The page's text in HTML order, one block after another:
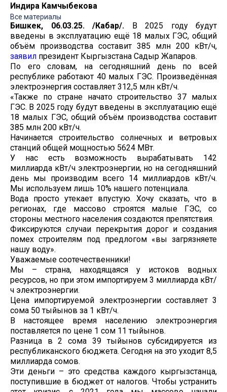
Индира Камчыбекова
Все материалы
Бишкек, 06.03.25. /Кабар/. В 2025 году будут
введены в эксплуатацию ещё 18 малых ГЭС, общий
объём производства составит 385 млн 200 кВт/ч,
заявил президент Кыргызстана Садыр Жапаров.
По его словам, на сегодняшний день по всей
республике работают 40 малых ГЭС. Произведённая
электроэнергия составляет 312,5 млн кВт/ч.
«Также по стране начато строительство 37 малых
ГЭС. В 2025 году будут введены в эксплуатацию ещё
18 малых ГЭС, общий объём производства составит
385 млн 200 кВт/ч.
Начинается строительство солнечных и ветровых
станций общей мощностью 5624 МВт.
У нас есть возможность вырабатывать 142
миллиарда кВт/ч электроэнергии, но на сегодняшний
день мы производим всего 14 миллиардов кВт/ч.
Мы используем лишь 10% нашего потенциала.
Вода просто утекает впустую. Хочу сказать, что в
регионах, где массово строятся малые ГЭС, со
стороны местного населения создаются препятствия.
Фиксируются случаи перекрытия дорог и создания
помех строителям под предлогом «вы загрязняете
нашу воду».
Уважаемые соотечественники!
Мы – страна, находящаяся у истоков водных
ресурсов, но при этом импортируем 3 миллиарда кВт/
ч электроэнергии.
Цена импортируемой электроэнергии составляет 3
сома 50 тыйынов за 1 кВт/ч.
В настоящее время населению электроэнергия
поставляется по цене 1 сом 11 тыйынов.
Разница в 2 сома 39 тыйынов субсидируется из
республиканского бюджета. Сегодня на это уходит 8,5
миллиарда сомов.
Эти деньги – это средства каждого кыргызстанца,
поступившие в бюджет от налогов. Чтобы устранить